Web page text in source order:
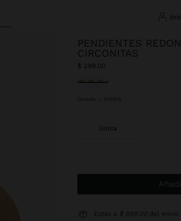
PENDIENTES
CIRCONITAS
$ 299.00
Seleccionado
Dorado 245919
Única
Estás a $ 999.00 del envío